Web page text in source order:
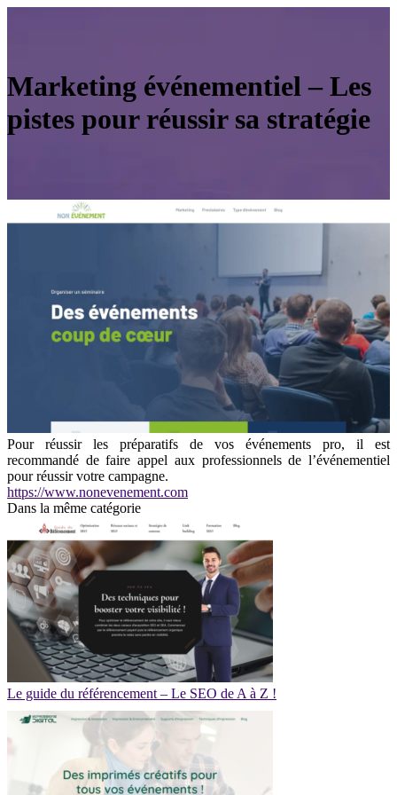
Marketing événementiel – Les
pistes pour réussir sa stratégie
Pour réussir les préparatifs de vos événements pro, il est
recommandé de faire appel aux professionnels de l’événementiel
pour réussir votre campagne.
https://www.nonevenement.com
Dans la même catégorie
Le guide du référencement – Le SEO de A à Z !